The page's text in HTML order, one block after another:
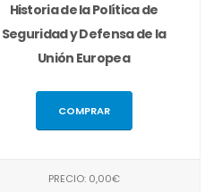
Historia de la Política de
Seguridad y Defensa de la
Unión Europea
COMPRAR
PRECIO: 0,00€